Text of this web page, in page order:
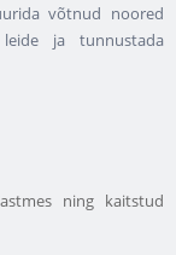
võtnud noored
ja tunnustada
ning kaitstud